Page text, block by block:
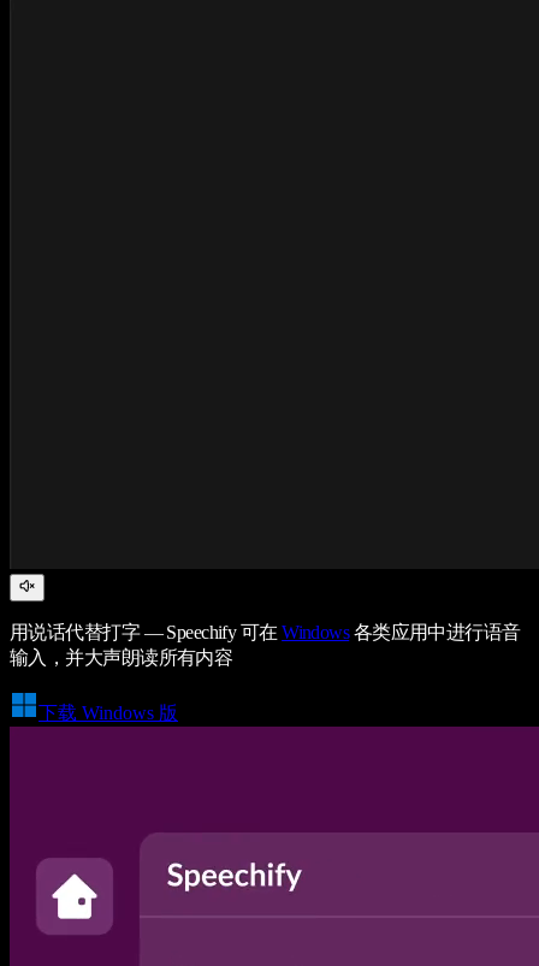
用说话代替打字 — Speechify 可在Windows各类应用中进行语音
输入，并大声朗读所有内容
下载 Windows 版